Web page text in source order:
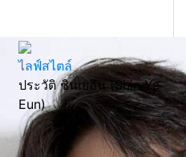
ไลฟ์สไตล์
ประวัติ ชินเยอึน (Shin Ye
Eun)